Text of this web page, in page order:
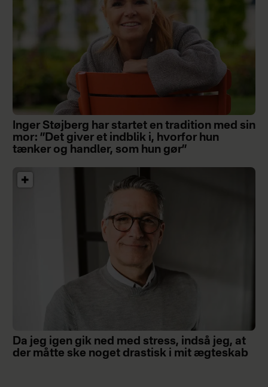
Inger Støjberg har startet en tradition med sin
mor: ”Det giver et indblik i, hvorfor hun
tænker og handler, som hun gør”
Da jeg igen gik ned med stress, indså jeg, at
der måtte ske noget drastisk i mit ægteskab